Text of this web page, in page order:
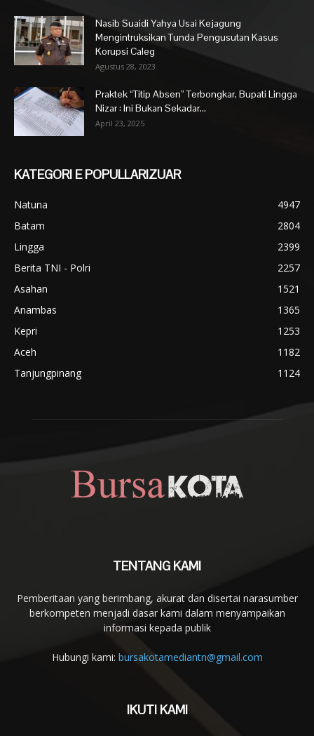
Nasib Suaidi Yahya Usai Kejagung
Mengintruksikan Tunda Pengusutan Kasus
Korupsi Caleg
Agustus 28, 2023
Praktek “Titip Absen” Terbongkar, Bupati Lingga
Nizar : Ini Bukan Sekadar...
April 23, 2025
KATEGORI E POPULLARIZUAR
Natuna
4947
Batam
2804
Lingga
2399
Berita TNI - Polri
2257
Asahan
1521
Anambas
1365
Kepri
1253
Aceh
1182
Tanjungpinang
1124
TENTANG KAMI
Pemberitaan yang berimbang, akurat dan disertai narasumber
berkompeten menjadi dasar kami dalam menyampaikan
informasi kepada publik
Hubungi kami: bursakotamediantn@gmail.com
IKUTI KAMI